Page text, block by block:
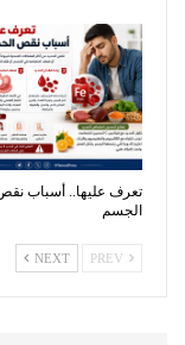
تعرف عليها.. أسباب
الجسم
NEXT